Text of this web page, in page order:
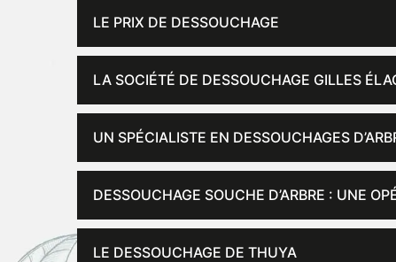
LE PRIX DE DESSOUCHAGE
LA SOCIÉTÉ DE DESSOUCHAGE GILLES
UN SPÉCIALISTE EN DESSOUCHAGES
DESSOUCHAGE SOUCHE D’ARBRE : UNE
LE DESSOUCHAGE DE THUYA